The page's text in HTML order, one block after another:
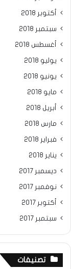
أكتوبر 2018
سبتمبر 2018
أغسطس 2018
يوليو 2018
يونيو 2018
مايو 2018
أبريل 2018
مارس 2018
فبراير 2018
يناير 2018
ديسمبر 2017
نوفمبر 2017
أكتوبر 2017
سبتمبر 2017
تصنيفات